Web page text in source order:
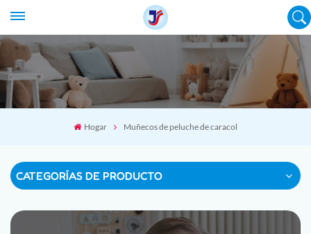
Hogar Muñecos de peluche de caracol
CATEGORÍAS DE PRODUCTO